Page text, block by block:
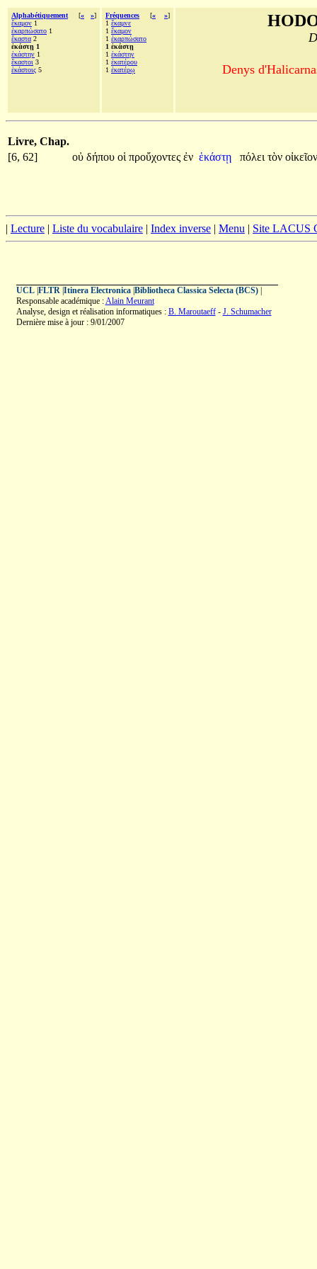
Alphabétiquement [« »]
ἔκαμον 1
ἐκαρπώσατο 1
ἕκαστα 2
ἑκάστῃ 1
ἑκάστην 1
ἕκαστοι 3
ἑκάστοις 5
Fréquences [« »]
1 ἔκαμνε
1 ἔκαμον
1 ἐκαρπώσατο
1 ἑκάστῃ
1 ἑκάστην
1 ἑκατέρου
1 ἑκατέρῳ Denys
Livre, Chap.
[6, 62]
οὐ δήπου οἱ προὔχοντες ἐν ἑκάστῃ πόλει τὸν
| Lecture | Liste du vocabulaire | Index inverse | Menu | Site LACUS
UCL| FLTR| Itinera Electronica| Bibliotheca Classica Selecta (BCS)|
Responsable académique :Alain Meurant
Analyse, design et réalisation informatiques : B. Maroutaeff- J. Schumacher
Dernière mise à jour : 9/01/2007